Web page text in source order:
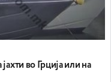
во Грција или на